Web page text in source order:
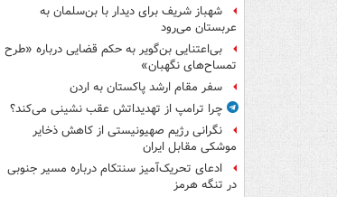
شهباز شریف برای دیدار با بن‌سلمان به
عربستان می‌رود
بی‌اعتنایی بن‌گویر به حکم قضایی درباره «طرح
تمساح‌های نگهبان»
سفر مقام ارشد پاکستان به اردن
چرا ترامپ از تهدیداتش عقب نشینی می‌کند؟
نگرانی رژیم صهیونیستی از کاهش ذخایر
موشکی مقابل ایران
ادعای تحریک‌آمیز سنتکام درباره مسیر جنوبی
در تنگه هرمز